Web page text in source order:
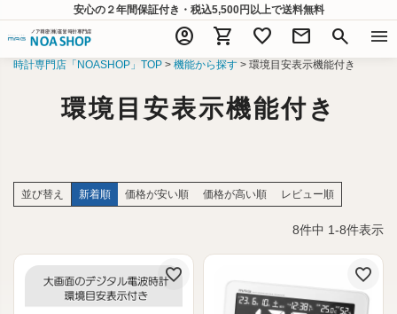
安心の２年間保証付き・税込5,500円以上で送料無料
account_circle shopping_cart favorite mail search menu
時計専門店「NOASHOP」TOP 機能から探す 環境目安表示機能付き
環境目安表示機能付き
並び替え 新着順 価格が安い順 価格が高い順 レビュー順
8件中 1-8件表示